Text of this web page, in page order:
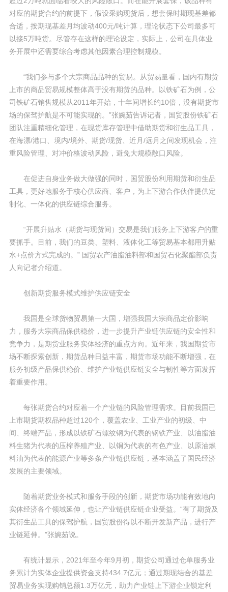
对应的期货合约的前提下，假设采购现货后，想套保时期现基差都
合适，按期现基差月均波动400元/吨计算，理论状态下公司最多可
以接5万吨货。尽管存在这样的理论设定，实际上，公司在具体业
务开展中还需要综合考虑其他因素合理控制规模。
“我们参与多个大宗商品品种的贸易。从贸易量看，国内有期货
上市的商品贸易规模整体高于没有期货的品种。以铁矿石为例，公
司铁矿石销售规模从2011年开始，十年间增长约10倍，没有期货市
场的保驾护航是不可能实现的。”张婉茹告诉记者，国贸股份铁矿石
团队注重精细化管理，在现货库存管理中借助期货和衍生品工具，
在海漂/港口、境内/境外、期货/现货、近月/远月之间发现机会，注
重风险管理、对冲价格波动风险，避免大规模敞口风险。
在促进自身业务做大做强的同时，国贸股份利用期货和衍生品
工具，更好地服务于核心供应商、客户，为上下游合作伙伴提供定
制化、一体化的供应链综合服务。
“开展升贴水（期货与现货间）交易是我们服务上下游客户的重
要抓手。目前，我们的豆类、塑料、液体化工等贸易基本都用升贴
水+点价方式完成的。” 国贸农产油脂油料部和国贸石化聚酯部负责
人向记者介绍道。
创新期货服务模式维护供应链安全
我国是全球货物贸易第一大国，增强我国大宗商品定价影响
力，服务大宗商品保供稳价，进一步提升产业链供应链的安全性和
竞争力，是期货业服务实体经济的重点方向。近年来，我国期货市
场不断探索创新，期货品种日益丰富，期货市场功能不断增强，在
服务初级产品保供稳价、维护产业链供应链安全与韧性等方面发挥
着重要作用。
每张期货合约对应着一个产业链的风险管理需求。目前我国已
上市期货期权品种超过120个，覆盖农业、工业产业的初级、中
间、终端产品，形成以铁矿石螺纹钢为代表的钢铁产业、以油脂油
料生猪为代表的压榨养殖产业、以铜为代表的有色产业、以原油燃
料油为代表的能源产业等多条产业链供应链，基本涵盖了国民经济
发展的主要领域。
随着期货业务模式和服务手段的创新，期货市场功能有效地向
实体经济各个领域延伸，也让产业链供应链企业受益。“有了期货及
其衍生品工具的保驾护航，国贸股份得以不断开发新产品，进行产
业链延伸。”张婉茹说。
有统计显示，2021年至今年9月初，期货公司通过仓单服务业
务累计为实体企业提供资金支持434.7亿元；通过期现结合的基差
贸易业务实现购销总额1.3万亿元，助力产业链上下游企业锁定利